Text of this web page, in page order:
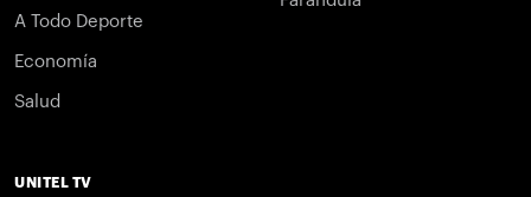
A Todo Deporte
Economía
Salud
UNITEL TV